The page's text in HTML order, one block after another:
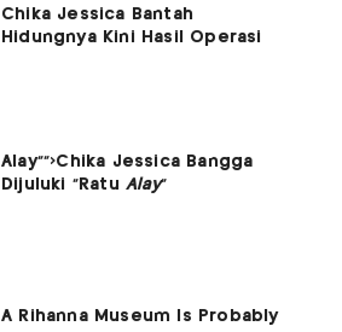
Chika Jessica Bantah
Hidungnya Kini Hasil Operasi
Alay"">Chika Jessica Bangga
Dijuluki "Ratu Alay"